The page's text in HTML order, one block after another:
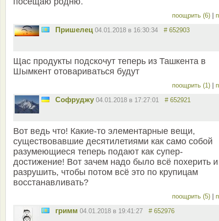
поощрить (6)
Пришелец 04.01.2018 в 16:30:34 # 652903
Щас продукты подскочут теперь из Ташкента в
Шымкент отовариваться будут
поощрить (1)
Софруджу 04.01.2018 в 17:27:01 # 652921
Вот ведь что! Какие-то элементарные вещи,
существовавшие десятилетиями как само собой
разумеющиеся теперь подают как супер-
достижение! Вот зачем надо было всё похерить и
разрушить, чтобы потом всё это по крупицам
восстанавливать?
поощрить (5)
гримм 04.01.2018 в 19:41:27 # 652976